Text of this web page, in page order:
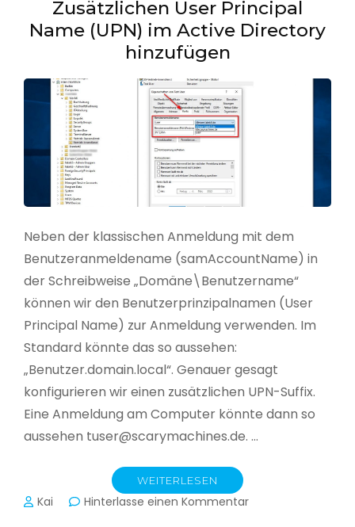
Zusätzlichen User Principal
Name (UPN) im Active Directory
hinzufügen
Neben der klassischen Anmeldung mit dem
Benutzeranmeldename (samAccountName) in
der Schreibweise „Domäne\Benutzername“
können wir den Benutzerprinzipalnamen (User
Principal Name) zur Anmeldung verwenden. Im
Standard könnte das so aussehen:
„Benutzer.domain.local“. Genauer gesagt
konfigurieren wir einen zusätzlichen UPN-Suffix.
Eine Anmeldung am Computer könnte dann so
aussehen tuser@scarymachines.de. …
WEITERLESEN
Kai Hinterlasse einen Kommentarzu